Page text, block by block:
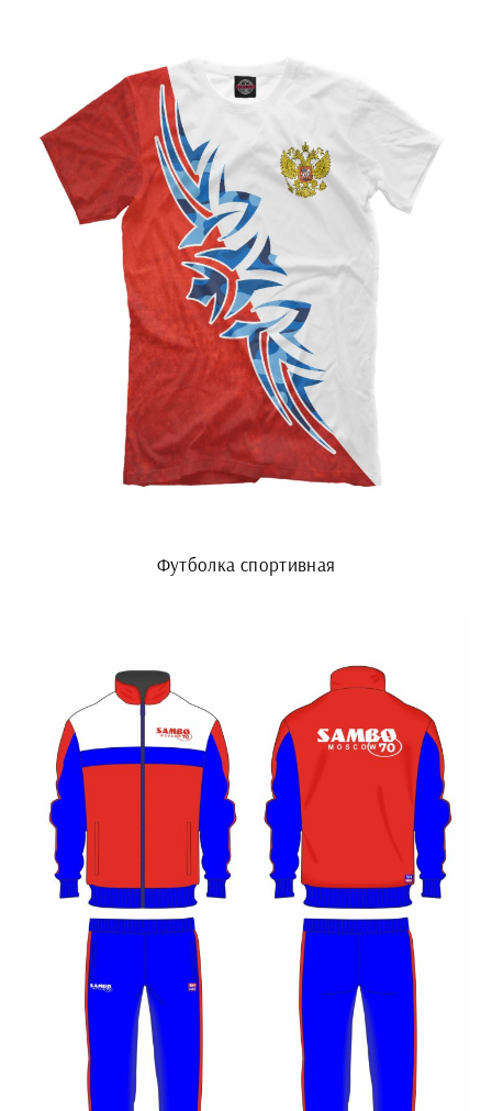
Футболка спортивная